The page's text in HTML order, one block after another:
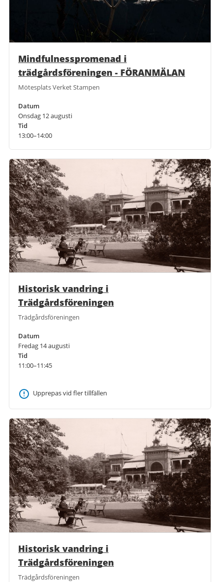
Mindfulnesspromenad i
trädgårdsföreningen - FÖRANMÄLAN
Mötesplats Verket Stampen
Datum
Onsdag 12 augusti
Tid
13:00–14:00
Historisk vandring i
Trädgårdsföreningen
Trädgårdsföreningen
Datum
Fredag 14 augusti
Tid
11:00–11:45
Upprepas vid fler tillfällen
Historisk vandring i
Trädgårdsföreningen
Trädgårdsföreningen